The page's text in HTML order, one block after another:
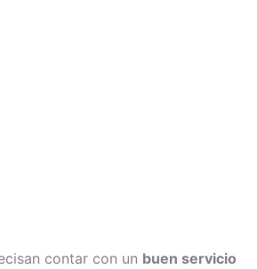
contar con un buen servicio